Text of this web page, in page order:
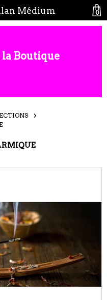
Médium
Boutique
0